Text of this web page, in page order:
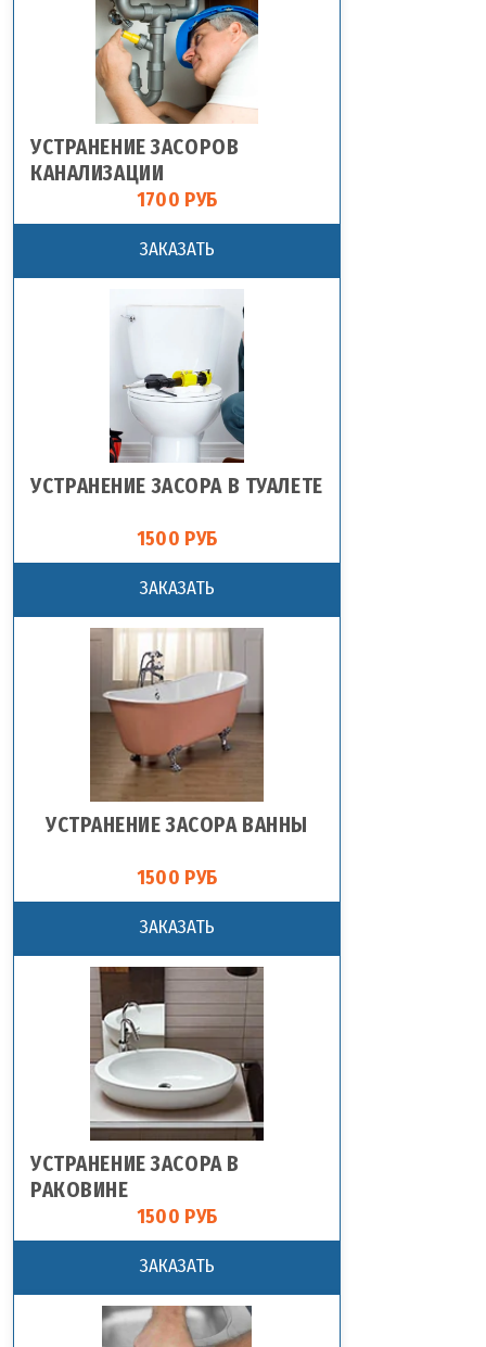
УСТРАНЕНИЕ ЗАСОРОВ
КАНАЛИЗАЦИИ
1700 РУБ
ЗАКАЗАТЬ
УСТРАНЕНИЕ ЗАСОРА В ТУАЛЕТЕ
1500 РУБ
ЗАКАЗАТЬ
УСТРАНЕНИЕ ЗАСОРА ВАННЫ
1500 РУБ
ЗАКАЗАТЬ
УСТРАНЕНИЕ ЗАСОРА В
РАКОВИНЕ
1500 РУБ
ЗАКАЗАТЬ